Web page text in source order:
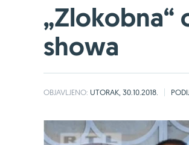
„Zlokobna“
showa
OBJAVLJENO: UTORAK, 30.10.2018.